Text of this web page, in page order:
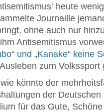
heute
Journaille
ohne auch nur
Antisemitismus
und „Kanake“ keine
zum Volkssport
könnte der
der
für das Gute,